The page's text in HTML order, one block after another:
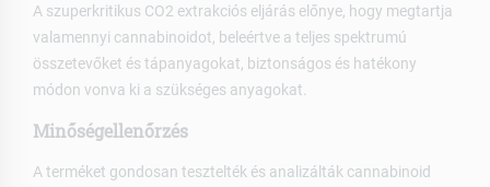
A szuperkritikus CO2 extrakciós eljárás előnye, hogy megtartja
valamennyi cannabinoidot, beleértve a teljes spektrumú
összetevőket és tápanyagokat, biztonságos és hatékony
módon vonva ki a szükséges anyagokat.
Minőségellenőrzés
A terméket gondosan tesztelték és analizálták cannabinoid